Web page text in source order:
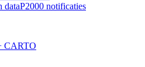
dataP2000 notificaties
CARTO